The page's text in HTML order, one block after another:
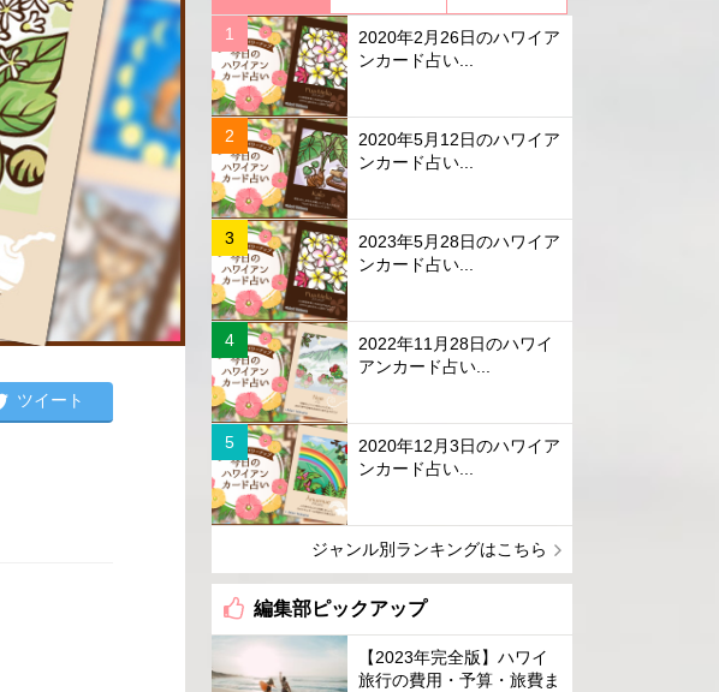
ツイート
2020年2月26日のハワイア
ンカード占い...
2020年5月12日のハワイア
ンカード占い...
2023年5月28日のハワイア
ンカード占い...
2022年11月28日のハワイ
アンカード占い...
2020年12月3日のハワイア
ンカード占い...
ジャンル別ランキングはこちら
編集部ピックアップ
【2023年完全版】ハワイ
旅行の費用・予算・旅費ま